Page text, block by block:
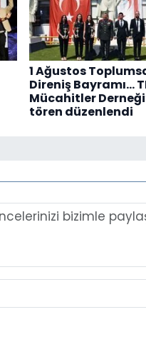
1 Ağustos
Direniş Bayramı...
Mücahitler
tören düzenlendi